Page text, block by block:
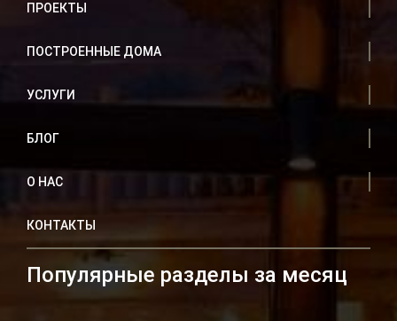
ПРОЕКТЫ
ПОСТРОЕННЫЕ ДОМА
УСЛУГИ
БЛОГ
О НАС
КОНТАКТЫ
Популярные разделы за месяц